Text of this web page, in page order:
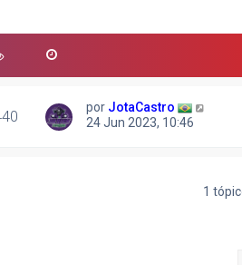
por JotaCastro
24 Jun 2023, 10:46
1